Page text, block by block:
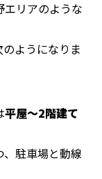
リアのような
ようになりま
平屋〜2階建て
駐車場と動線